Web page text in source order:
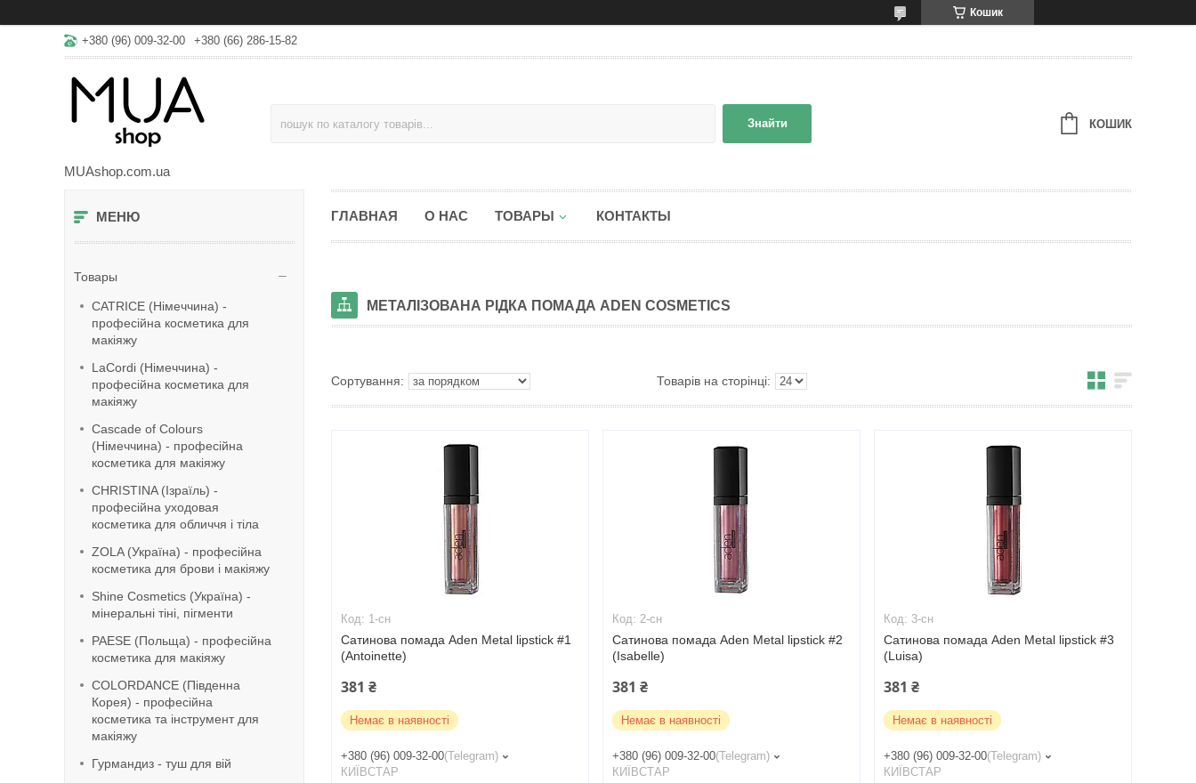
Кошик
+380 (96) 009-32-00 +380 (66) 286-15-82
MUAshop.com.ua
Знайти КОШИК
Товары
CATRICE (Німеччина) -
професійна косметика для
макіяжу
LaСordi (Німеччина) -
професійна косметика для
макіяжу
Cascade of Colours
(Німеччина) - професійна
косметика для макіяжу
CHRISTINA (Ізраїль) -
професійна уходовая
косметика для обличчя і тіла
ZOLA (Україна) - професійна
косметика для брови і макіяжу
Shine Cosmetics (Україна) -
мінеральні тіні, пігменти
PAESE (Польща) - професійна
косметика для макіяжу
COLORDANCE (Південна
Корея) - професійна
косметика та інструмент для
макіяжу
Гурмандиз - туш для вій
ГЛАВНАЯ О НАС ТОВАРЫ КОНТАКТЫ
МЕТАЛІЗОВАНА РІДКА ПОМАДА ADEN COSMETICS
1-сн
Сатинова помада Aden Metal lipstick #1
(Antoinette)
381 ₴
Немає в наявності
+380 (96) 009-32-00 Telegram
КИЇВСТАР
2-сн
Сатинова помада Aden Metal lipstick #2
(Isabelle)
381 ₴
Немає в наявності
+380 (96) 009-32-00 Telegram
КИЇВСТАР
3-сн
Сатинова помада Aden Metal lipstick #3
(Luisa)
381 ₴
Немає в наявності
+380 (96) 009-32-00 Telegram
КИЇВСТАР